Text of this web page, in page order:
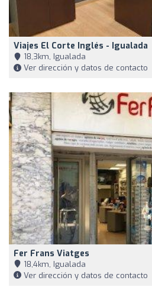
Viajes El Corte Inglés - Igualada
18,3km, Igualada
Ver dirección y datos de contacto
Fer Frans Viatges
18,4km, Igualada
Ver dirección y datos de contacto